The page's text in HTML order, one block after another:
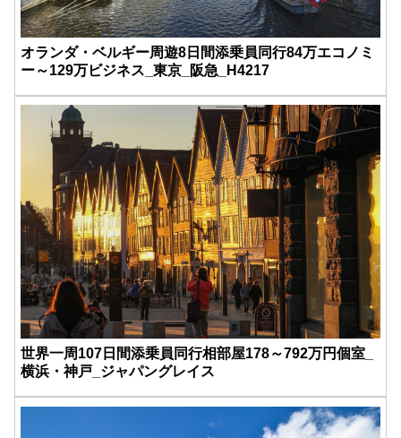
オランダ・ベルギー周遊8日間添乗員同行84万エコノミ
ー～129万ビジネス_東京_阪急_H4217
世界一周107日間添乗員同行相部屋178～792万円個室_
横浜・神戸_ジャパングレイス